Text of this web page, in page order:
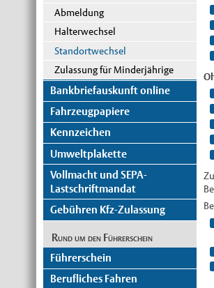
Abmeldung
Halterwechsel
Standortwechsel
Zulassung für Minderjährige
Bankbriefauskunft online
Fahrzeugpapiere
Kennzeichen
Umweltplakette
Vollmacht und SEPA-
Lastschriftmandat
Gebühren Kfz-Zulassung
Rund um den Führerschein
Führerschein
Berufliches Fahren